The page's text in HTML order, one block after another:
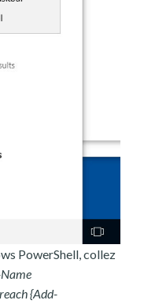
PowerShell, collez
{Add-